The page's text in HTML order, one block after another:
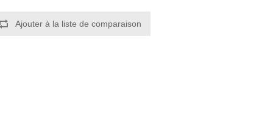
Ajouter à la liste de comparaison